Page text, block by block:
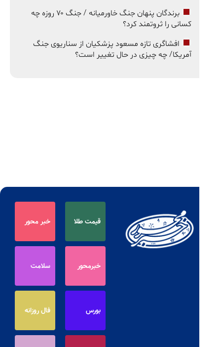
برندگان پنهان جنگ خاورمیانه / جنگ ۷۰ روزه چه
کسانی را ثروتمند کرد؟
افشاگری تازه مسعود پزشکیان از سناریوی جنگ
آمریکا/ چه چیزی در حال تغییر است؟
قیمت طلا خبر محور
خبرمحور
فال روزانه